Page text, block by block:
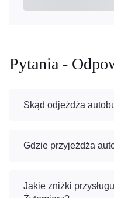
Pytania -
Skąd odjeżdża
Gdzie przyjeżdża
Jakie zniżki